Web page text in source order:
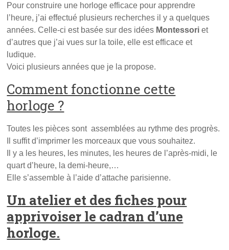
Pour construire une horloge efficace pour apprendre
l’heure, j’ai effectué plusieurs recherches il y a quelques
années. Celle-ci est basée sur des idées Montessori et
d’autres que j’ai vues sur la toile, elle est efficace et
ludique.
Voici plusieurs années que je la propose.
Comment fonctionne cette
horloge ?
Toutes les pièces sont assemblées au rythme des progrès.
Il suffit d’imprimer les morceaux que vous souhaitez.
Il y a les heures, les minutes, les heures de l’après-midi, le
quart d’heure, la demi-heure,…
Elle s’assemble à l’aide d’attache parisienne.
Un atelier et des fiches pour
apprivoiser le cadran d’une
horloge.